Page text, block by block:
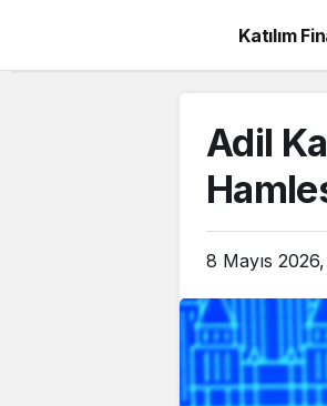
Katılım
Adil
8 Mayıs